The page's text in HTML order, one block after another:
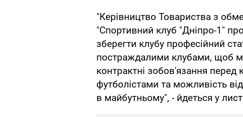
"Керівництво Товариства з
"Спортивний клуб "Дніпро-1"
зберегти клубу професійний
постраждалими клубами, щоб
контрактні зобов'язання
футболістами та можливість
в майбутньому", - йдеться у